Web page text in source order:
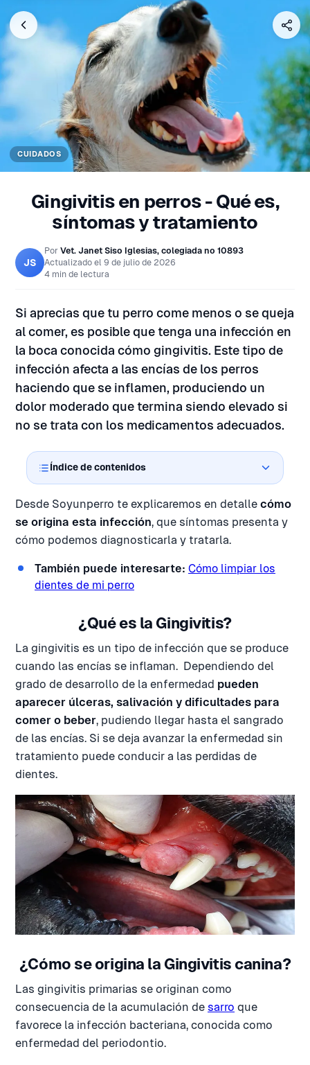
CUIDADOS
Gingivitis en perros - Qué es,
síntomas y tratamiento
JS
Por Vet. Janet Siso Iglesias, colegiada nº 10893
Actualizado el 9 de julio de 2026
4 min de lectura
Si aprecias que tu perro come menos o se queja
al comer, es posible que tenga una infección en
la boca conocida cómo gingivitis. Este tipo de
infección afecta a las encías de los perros
haciendo que se inflamen, produciendo un
dolor moderado que termina siendo elevado si
no se trata con los medicamentos adecuados.
Índice de contenidos
Desde Soyunperro te explicaremos en detalle cómo
se origina esta infección, que síntomas presenta y
cómo podemos diagnosticarla y tratarla.
También puede interesarte: Cómo limpiar los
dientes de mi perro
¿Qué es la Gingivitis?
La gingivitis es un tipo de infección que se produce
cuando las encías se inflaman. Dependiendo del
grado de desarrollo de la enfermedad pueden
aparecer úlceras, salivación y dificultades para
comer o beber, pudiendo llegar hasta el sangrado
de las encías. Si se deja avanzar la enfermedad sin
tratamiento puede conducir a las perdidas de
dientes.
¿Cómo se origina la Gingivitis canina?
Las gingivitis primarias se originan como
consecuencia de la acumulación de sarro que
favorece la infección bacteriana, conocida como
enfermedad del periodontio.